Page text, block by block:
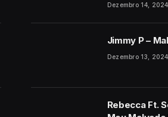
Dezembro 14, 2024
Jimmy P –
Dezembro 13, 2024
Rebecca Ft.